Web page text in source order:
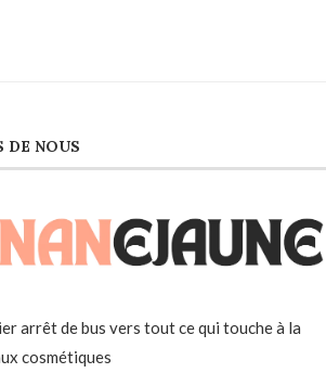
DE NOUS
arrêt de bus vers tout ce qui touche à la
cosmétiques